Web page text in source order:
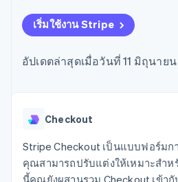
วิธีการชำระ
เงิน
มากกว่า 125
Authorization
ยกระดับการ
ชำระเงิน
Link
รวดเร็วขึ้น
ตามแบบแผน
ล่วงหน้า
Tax
ขายและ
อัตโนมัติ
Revenue
ทำบัญชี
Sigma
รายงานที่
ออกแบบเอง
ธุรกิจทั่วโลก
การชำระเงินในแอ
มาร์เก็ตเพลส
การจัดการเงิน
แพลตฟอร์ม
บริษัท AI
แวดวงครีเอเตอร์
มาร์เก็ตเพลส
จัดการการชำระเงิ
รอบบิล
เสนอการเรียกเก็บ
การใช้งาน
แหล่งข้อมูล
เริ่มใช้งาน Stripe
อัปเดตล่าสุดเมื่อวันที่ 11 มิถุนาย
Checkout
Stripe Checkout เป็นแบบฟอร์มก
คุณสามารถปรับแต่งให้เหมาะสำห
นี้คุณยังผสานรวม Checkout เข้า